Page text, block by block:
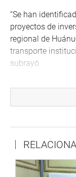
“Se han
proyectos de
regional de
transporte
subrayó.
permitirá a la
realizar los
funcionarios
incautaciones